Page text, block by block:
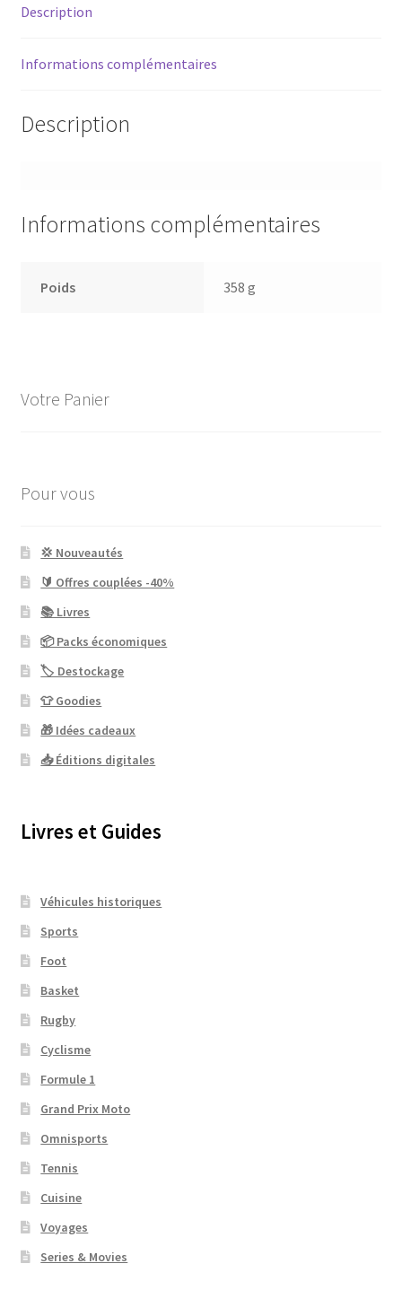
Description
Informations complémentaires
Description
Informations complémentaires
Poids 358 g
Votre Panier
Pour vous
💢 Nouveautés
🔰 Offres couplées -40%
📚 Livres
📦 Packs économiques
🏷 Destockage
👕 Goodies
🎁 Idées cadeaux
📥 Éditions digitales
Livres et Guides
Véhicules historiques
Sports
Foot
Basket
Rugby
Cyclisme
Formule 1
Grand Prix Moto
Omnisports
Tennis
Cuisine
Voyages
Series & Movies